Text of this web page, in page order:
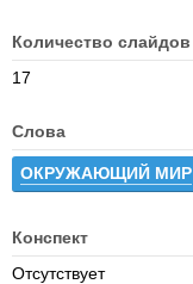
Количество слайдов
17
Слова
ОКРУЖАЮЩИЙ МИР
Конспект
Отсутствует